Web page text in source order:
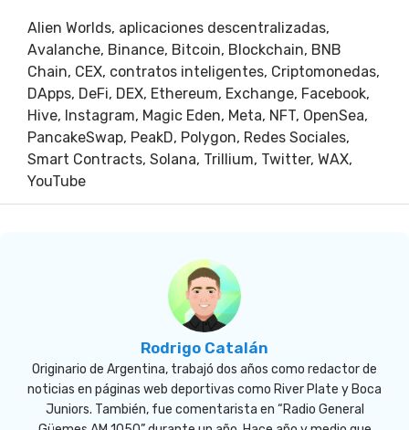
Alien Worlds, aplicaciones descentralizadas,
Avalanche, Binance, Bitcoin, Blockchain, BNB
Chain, CEX, contratos inteligentes, Criptomonedas,
DApps, DeFi, DEX, Ethereum, Exchange, Facebook,
Hive, Instagram, Magic Eden, Meta, NFT, OpenSea,
PancakeSwap, PeakD, Polygon, Redes Sociales,
Smart Contracts, Solana, Trillium, Twitter, WAX,
YouTube
Rodrigo Catalán
Originario de Argentina, trabajó dos años como redactor de
noticias en páginas web deportivas como River Plate y Boca
Juniors. También, fue comentarista en “Radio General